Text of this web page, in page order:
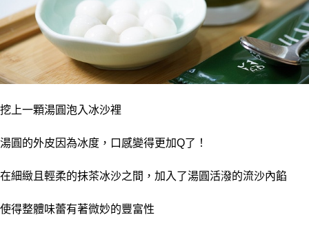
挖上一顆湯圓泡入冰沙裡
湯圓的外皮因為冰度，口感變得更加Q了！
在細緻且輕柔的抹茶冰沙之間，加入了湯圓活潑的流沙內餡
使得整體味蕾有著微妙的豐富性